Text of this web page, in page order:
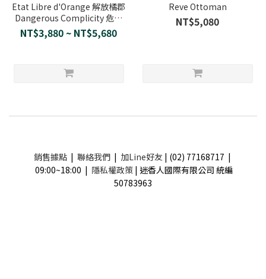
Etat Libre d'Orange 解放橘郡
Dangerous Complicity 危險
同謀
NT$3,880 ~ NT$5,680
Reve Ottoman
NT$5,080
銷售據點| 聯絡我們| 加Line好友 | (02) 77168717 |
09:00~18:00 | 隱私權政策 | 迷香人國際有限公司 統編
50783963